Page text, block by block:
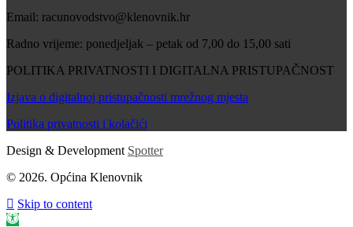
Email: racunovodstvo@klenovnik.hr
Radno vrijeme: ponedjeljak – petak od 7,00 do 15,00 sati
POLITIKA PRIVATNOSTI I DIGITALNA PRISTUPAČNOST
Izjava o digitalnoj pristupačnosti mrežnog mjesta
Politika privatnosti i kolačići
Design & Development Spotter
© 2026. Općina Klenovnik
Skip to content
Open